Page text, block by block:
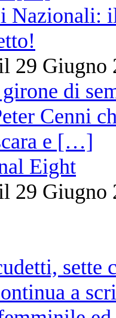
Nazionali:
29 Giugno
Eight
29 Giugno